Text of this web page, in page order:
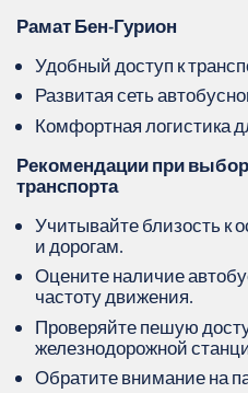
Рамат Бен-Гурион
Удобный доступ к
Развитая сеть
Комфортная логистика
Рекомендации при
транспорта
Учитывайте близость к
и дорогам.
Оцените наличие
частоту движения.
Проверяйте пешую
железнодорожной
Обратите внимание на